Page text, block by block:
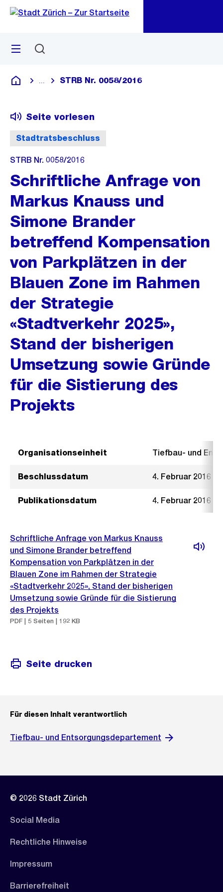
Navigation
Sprunglink
Menü
Deutsch
Blende alle Breadcrumbs ein
STRB Nr. 0058/2016
Stadtratsbeschluss
Seite vorlesen
STRB Nr. 0058/2016
Schriftliche Anfrage von
Markus Knauss und
Simone Brander
betreffend Kompensation
von Parkplätzen in der
Blauen Zone im Rahmen
der Strategie
«Stadtverkehr 2025»,
Stand der bisherigen
Umsetzung sowie Gründe
für die Sistierung des
Projekts
Organisationseinheit Tiefbau- und
Beschlussdatum 4. Februar 2016
Publikationsdatum 4. Februar 2016
Schriftliche Anfrage von Markus Knauss
und Simone Brander betreffend
Kompensation von Parkplätzen in der
Blauen Zone im Rahmen der Strategie
«Stadtverkehr 2025», Stand der bisherigen
Umsetzung sowie Gründe für die Sistierung
des Projekts
PDF | 5 Seiten | 192 KB
Seite drucken
Für diesen Inhalt verantwortlich
Tiefbau- und Entsorgungsdepartement
© 2026 Stadt Zürich
Social Media
Rechtliche Hinweise
Impressum
Barrierefreiheit